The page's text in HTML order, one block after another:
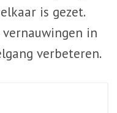
is gezet.
in
verbeteren.